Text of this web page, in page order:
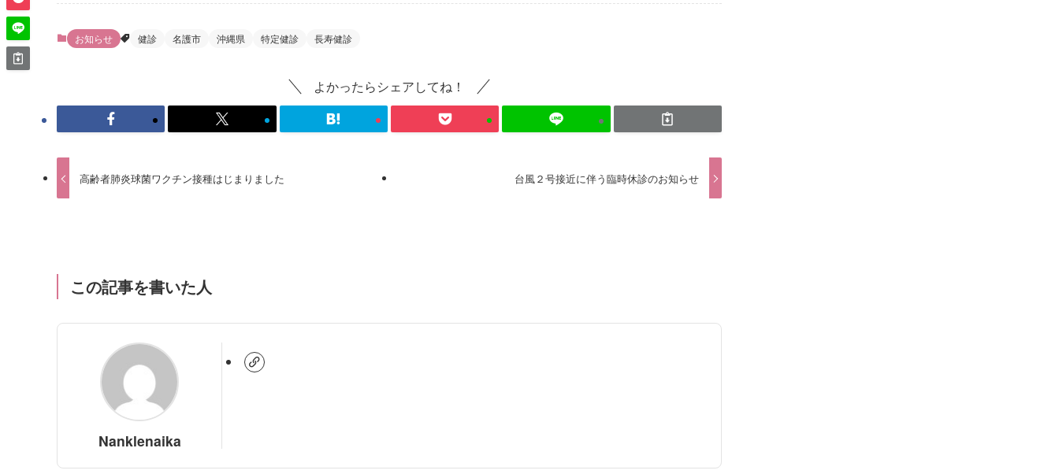
お知らせ 健診 名護市 沖縄県 特定健診 長寿健診
よかったらシェアしてね！
高齢者肺炎球菌ワクチン接種はじまりました 台風２号接近に伴う臨時休診のお知らせ
この記事を書いた人
Nanklenaika